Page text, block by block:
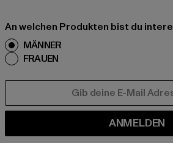
An welchen Produkten bist du
MÄNNER
FRAUEN
ANMELDEN